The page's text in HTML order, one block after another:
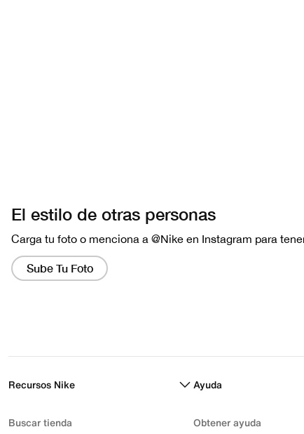
Recursos Nike
Buscar tienda
Ayuda
Obtener ayuda